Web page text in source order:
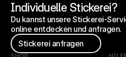
Individuelle Stickerei?
Du kannst unsere Stickerei-
online entdecken und anfragen.
Stickerei anfragen